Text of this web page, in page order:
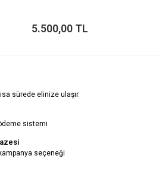
5.500,00 TL
sürede elinize ulaşır.
sistemi
seçeneği